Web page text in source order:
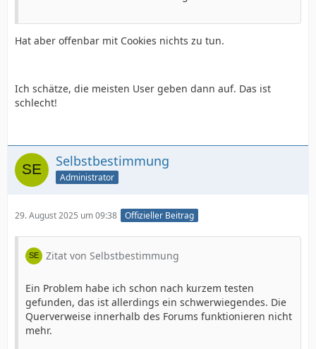
Hat aber offenbar mit Cookies nichts zu tun.
Ich schätze, die meisten User geben dann auf. Das ist
schlecht!
Selbstbestimmung
Administrator
29. August 2025 um 09:38 Offizieller Beitrag
Zitat von Selbstbestimmung
Ein Problem habe ich schon nach kurzem testen
gefunden, das ist allerdings ein schwerwiegendes. Die
Querverweise innerhalb des Forums funktionieren nicht
mehr.